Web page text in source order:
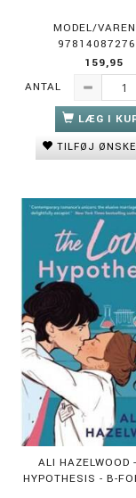
MODEL/
159,95
ANTAL
LÆG I
TILFØJ
ALI HAZELWOOD
HYPOTHESIS - B-